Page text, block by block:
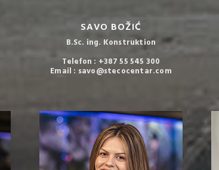
SAVO BOŽIĆ
B.Sc. ing. Konstruktion
Telefon : +387 55 545 300
Email : savo@stecocentar.com